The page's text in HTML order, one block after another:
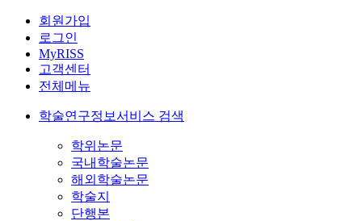
회원가입
로그인
MyRISS
고객센터
전체메뉴
학술연구정보서비스 검색
학위논문
국내학술논문
해외학술논문
학술지
단행본